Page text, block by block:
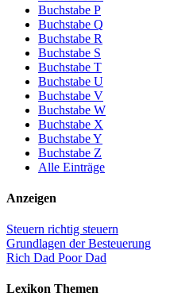
Buchstabe P
Buchstabe Q
Buchstabe R
Buchstabe S
Buchstabe T
Buchstabe U
Buchstabe V
Buchstabe W
Buchstabe X
Buchstabe Y
Buchstabe Z
Alle Einträge
Anzeigen
Steuern richtig steuern
Grundlagen der Besteuerung
Rich Dad Poor Dad
Lexikon Themen